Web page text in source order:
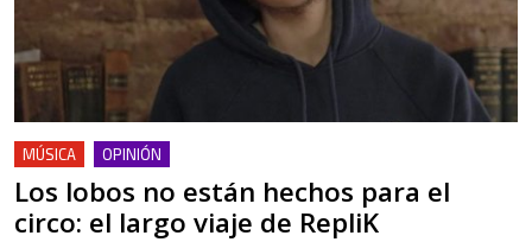
MÚSICA OPINIÓN
Los lobos no están hechos para el
circo: el largo viaje de RepliK